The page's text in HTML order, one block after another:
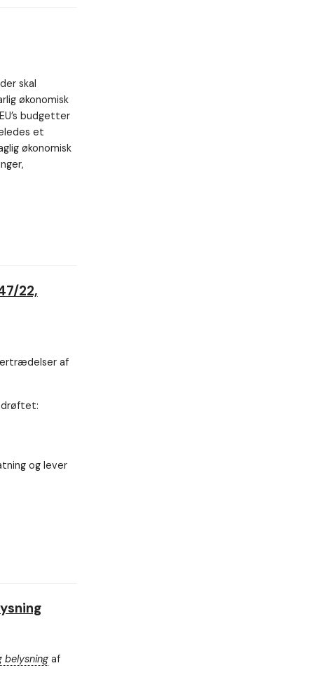
skal
økonomisk
budgetter
et
økonomisk
22,
af
drøftet:
og lever
belysningaf